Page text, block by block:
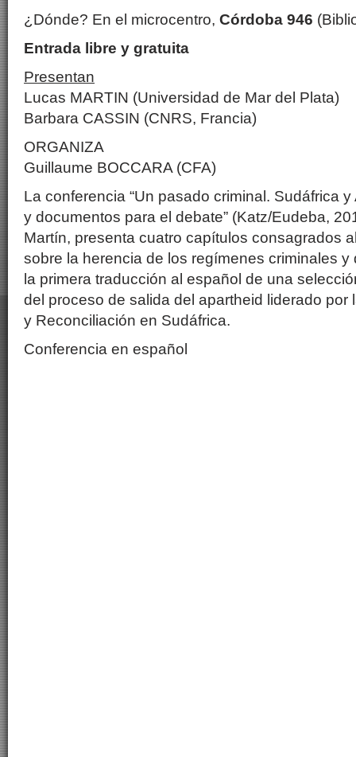
¿Dónde? En el microcentro, Córdoba 946
Entrada libre y gratuita
Presentan
Lucas MARTIN (Universidad de Mar del Plata)
Barbara CASSIN (CNRS, Francia)
ORGANIZA
Guillaume BOCCARA (CFA)
La conferencia “Un pasado criminal. Sudáfrica
y documentos para el debate” (Katz/Eudeba,
Martín, presenta cuatro capítulos consagrados
sobre la herencia de los regímenes criminales
la primera traducción al español de una
del proceso de salida del apartheid liderado por
y Reconciliación en Sudáfrica.
Conferencia en español